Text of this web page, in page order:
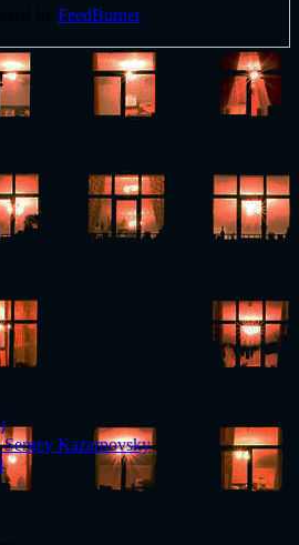
FeedBurner
Kazarnovsky